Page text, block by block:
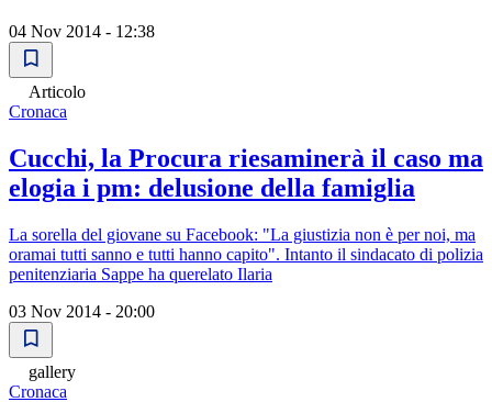
04 Nov 2014 - 12:38
Articolo
Cronaca
Cucchi, la Procura riesaminerà il caso ma
elogia i pm: delusione della famiglia
La sorella del giovane su Facebook: "La giustizia non è per noi, ma
oramai tutti sanno e tutti hanno capito". Intanto il sindacato di polizia
penitenziaria Sappe ha querelato Ilaria
03 Nov 2014 - 20:00
gallery
Cronaca